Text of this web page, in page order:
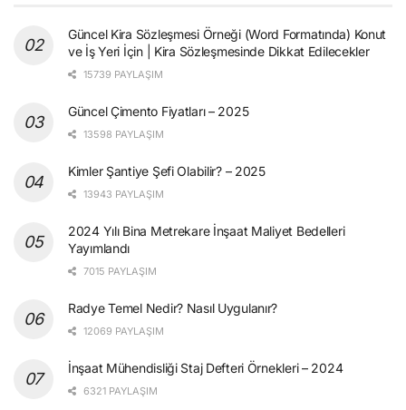
Güncel Kira Sözleşmesi Örneği (Word Formatında) Konut
ve İş Yeri İçin | Kira Sözleşmesinde Dikkat Edilecekler
15739 PAYLAŞIM
Güncel Çimento Fiyatları – 2025
13598 PAYLAŞIM
Kimler Şantiye Şefi Olabilir? – 2025
13943 PAYLAŞIM
2024 Yılı Bina Metrekare İnşaat Maliyet Bedelleri
Yayımlandı
7015 PAYLAŞIM
Radye Temel Nedir? Nasıl Uygulanır?
12069 PAYLAŞIM
İnşaat Mühendisliği Staj Defteri Örnekleri – 2024
6321 PAYLAŞIM